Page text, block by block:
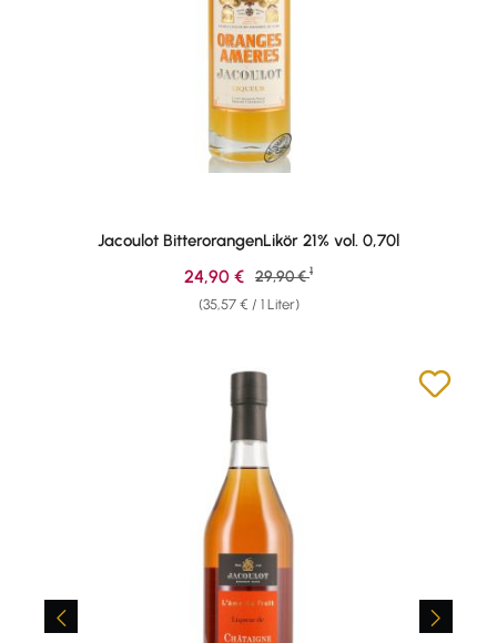
Jacoulot BitterorangenLikör 21% vol. 0,70l
(35,57 € / 1 Liter)
Verkaufspreis:
24,90 € Regulärer Preis:
29,90 € 1